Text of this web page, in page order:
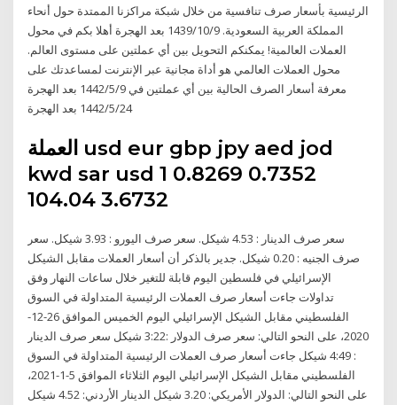
الرئيسية بأسعار صرف تنافسية من خلال شبكة مراكزنا الممتدة حول أنحاء
المملكة العربية السعودية. 9‏‏/10‏‏/1439 بعد الهجرة أهلا بكم في محول
العملات العالمية! يمكنكم التحويل بين أي عملتين على مستوى العالم.
محول العملات العالمي هو أداة مجانية عبر الإنترنت لمساعدتك على
معرفة أسعار الصرف الحالية بين أي عملتين في 9‏‏/5‏‏/1442 بعد الهجرة
24‏‏/5‏‏/1442 بعد الهجرة
العملة usd eur gbp jpy aed jod
kwd sar usd 1 0.8269 0.7352
104.04 3.6732
سعر صرف الدينار : 4.53 شيكل. سعر صرف اليورو : 3.93 شيكل. سعر
صرف الجنيه : 0.20 شيكل. جدير بالذكر أن أسعار العملات مقابل الشيكل
الإسرائيلي في فلسطين اليوم قابلة للتغير خلال ساعات النهار وفق
تداولات جاءت أسعار صرف العملات الرئيسية المتداولة في السوق
الفلسطيني مقابل الشيكل الإسرائيلي اليوم الخميس الموافق 26-12-
2020، على النحو التالي: سعر صرف الدولار :3:22 شيكل سعر صرف الدينار
: 4:49 شيكل جاءت أسعار صرف العملات الرئيسية المتداولة في السوق
الفلسطيني مقابل الشيكل الإسرائيلي اليوم الثلاثاء الموافق 5-1-2021،
على النحو التالي: الدولار الأمريكي: 3.20 شيكل الدينار الأردني: 4.52 شيكل